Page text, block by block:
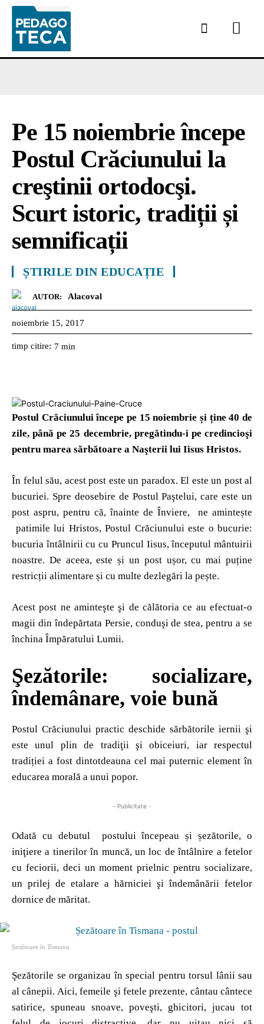
Pe 15 noiembrie începe
Postul Crăciunului la
creştinii ortodocşi.
Scurt istoric, tradiții și
semnificații
ȘTIRILE DIN EDUCAȚIE
AUTOR: Alacoval
noiembrie 15, 2017
timp citire: 7 min
Postul Crăciunuluiîncepe pe 15 noiembrie și ține 40 de
zile, până pe 25 decembrie, pregătindu-i pe credincioşi
pentru marea sărbătoare a Naşterii lui Iisus Hristos.
În felul său, acest post este un paradox. El este un post al
bucuriei. Spre deosebire de Postul Paştelui, care este un
post aspru, pentru că, înainte de Înviere, ne amintește
patimile lui Hristos, Postul Crăciunului este o bucurie:
bucuria întâlnirii cu cu Pruncul Iisus, începutul mântuirii
noastre. De aceea, este și un post ușor, cu mai puține
restricții alimentare și cu multe dezlegări la pește.
Acest post ne aminteşte şi de călătoria ce au efectuat-o
magii din îndepărtata Persie, conduşi de stea, pentru a se
închina Împăratului Lumii.
Şezătorile: socializare,
îndemânare, voie bună
Postul Crăciunului practic deschide sărbătorile iernii şi
este unul plin de tradiţii şi obiceiuri, iar respectul
tradiției a fost dintotdeauna cel mai puternic element în
educarea morală a unui popor.
- Publicitate -
Odată cu debutul postului începeau și șezătorile, o
iniţiere a tinerilor în muncă, un loc de întâlnire a fetelor
cu feciorii, deci un moment prielnic pentru socializare,
un prilej de etalare a hărniciei şi îndemânării fetelor
dornice de măritat.
Șezătoare în Tismana
Şezătorile se organizau în special pentru torsul lânii sau
al cânepii. Aici, femeile şi fetele prezente, cântau cântece
satirice, spuneau snoave, poveşti, ghicitori, jucau tot